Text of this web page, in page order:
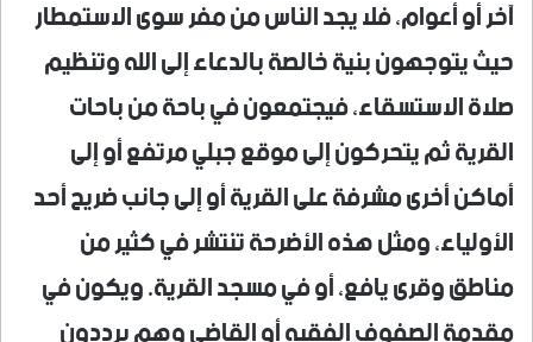
آخر أو أعوام، فلا يجد الناس من مفر سوى الاستمطار
حيث يتوجهون بنية خالصة بالدعاء إلى الله وتنظيم
صلاة الاستسقاء، فيجتمعون في باحة من باحات
القرية ثم يتحركون إلى موقع جبلي مرتفع أو إلى
أماكن أخرى مشرفة على القرية أو إلى جانب ضريح أحد
الأولياء، ومثل هذه الأضرحة تنتشر في كثير من
مناطق وقرى يافع، أو في مسجد القرية. ويكون في